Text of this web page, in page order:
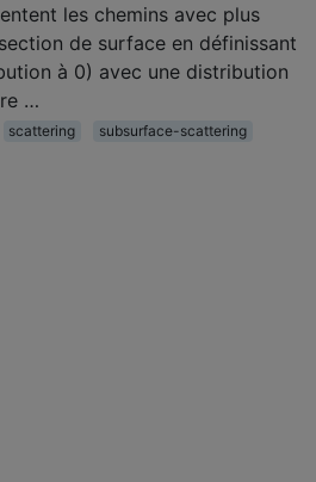
les chemins avec plus
de surface en définissant
à 0) avec une distribution
…
scattering
subsurface-scattering